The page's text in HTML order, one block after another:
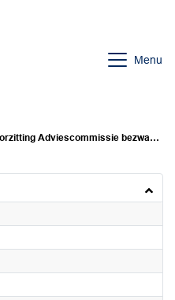
Menu
Adviescommissie bezwaarschriften Awb